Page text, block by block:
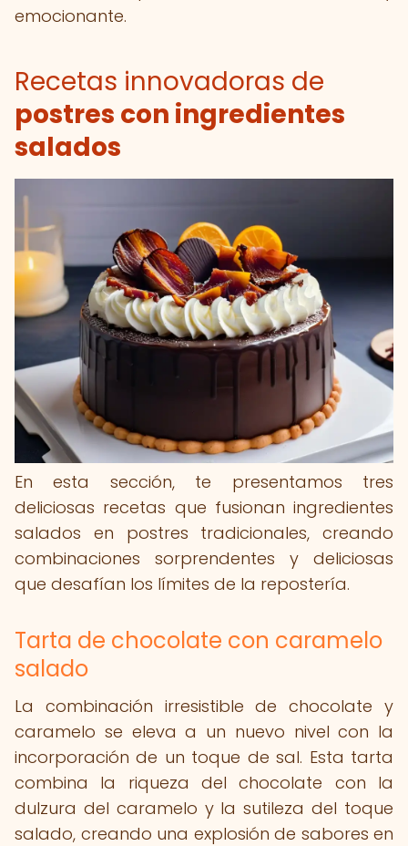
emocionante.
Recetas innovadoras de
postres con ingredientes
salados
En esta sección, te presentamos tres
deliciosas recetas que fusionan ingredientes
salados en postres tradicionales, creando
combinaciones sorprendentes y deliciosas
que desafían los límites de la repostería.
Tarta de chocolate con caramelo
salado
La combinación irresistible de chocolate y
caramelo se eleva a un nuevo nivel con la
incorporación de un toque de sal. Esta tarta
combina la riqueza del chocolate con la
dulzura del caramelo y la sutileza del toque
salado, creando una explosión de sabores en